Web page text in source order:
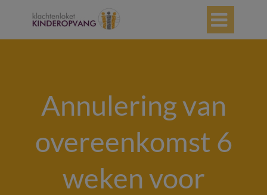

Annulering van
overeenkomst 6
weken voor